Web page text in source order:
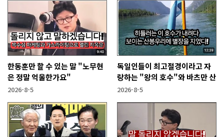
한동훈만 할 수 있는 말 "노무현
은 정말 억울한가요"
2026-8-5
독일인들이 최고절경이라고 자
랑하는 "왕의 호수"와 바츠만 산
2026-8-5